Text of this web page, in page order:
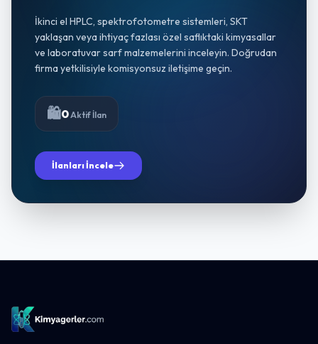
İkinci el HPLC, spektrofotometre sistemleri, SKT
yaklaşan veya ihtiyaç fazlası özel saflıktaki kimyasallar
ve laboratuvar sarf malzemelerini inceleyin. Doğrudan
firma yetkilisiyle komisyonsuz iletişime geçin.
🛍️0Aktif İlan
İlanları İncele